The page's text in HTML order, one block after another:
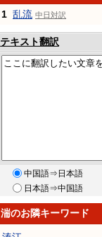
1 乱流 中日対訳
テキスト翻訳
中国語⇒日本語
日本語⇒中国語
湍のお隣キーワード